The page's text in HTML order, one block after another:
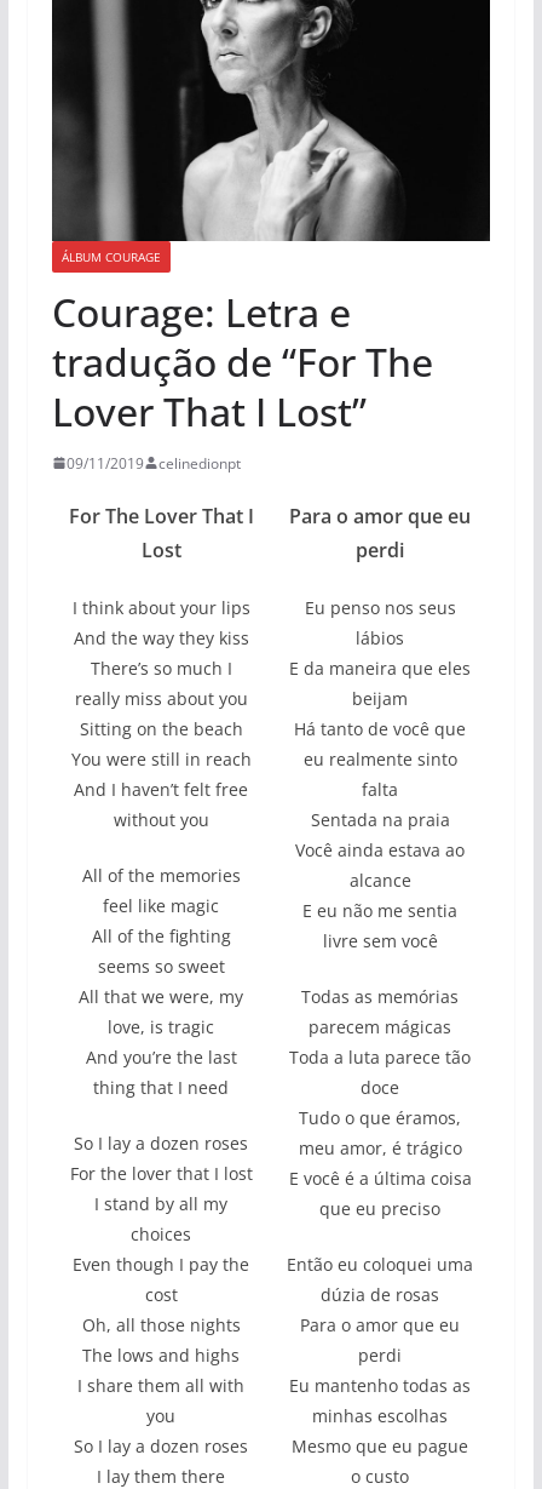
ÁLBUM COURAGE
Courage: Letra e
tradução de “For The
Lover That I Lost”
09/11/2019 celinedionpt
For The Lover That I
Lost
I think about your lips
And the way they kiss
There’s so much I
really miss about you
Sitting on the beach
You were still in reach
And I haven’t felt free
without you
All of the memories
feel like magic
All of the fighting
seems so sweet
All that we were, my
love, is tragic
And you’re the last
thing that I need
So I lay a dozen roses
For the lover that I lost
I stand by all my
choices
Even though I pay the
cost
Oh, all those nights
The lows and highs
I share them all with
you
So I lay a dozen roses
I lay them there
Para o amor que eu
perdi
Eu penso nos seus
lábios
E da maneira que eles
beijam
Há tanto de você que
eu realmente sinto
falta
Sentada na praia
Você ainda estava ao
alcance
E eu não me sentia
livre sem você
Todas as memórias
parecem mágicas
Toda a luta parece tão
doce
Tudo o que éramos,
meu amor, é trágico
E você é a última coisa
que eu preciso
Então eu coloquei uma
dúzia de rosas
Para o amor que eu
perdi
Eu mantenho todas as
minhas escolhas
Mesmo que eu pague
o custo